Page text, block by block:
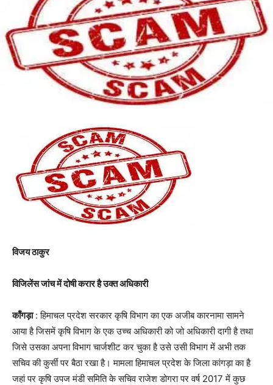
विजय ठाकुर
विजिलेंस जांच में दोषी करार है उक्त अधिकारी
काँगड़ा: हिमाचल प्रदेश सरकार कृषि विभाग का एक अजीब कारनामा सामने
आया है जिसमें कृषि विभाग के एक उच्च अधिकारी को जो अधिकारी दागी है तथा
जिसे उसका अपना विभाग चार्जशीट कर चुका है उसे उसी विभाग में अभी तक
सचिव की कुर्सी पर बैठा रखा है। मामला हिमाचल प्रदेश के जिला कांगड़ा का है
जहां पर कृषि उपज मंडी समिति के सचिव राजेश डोगरा पर वर्ष 2017 में कुछ